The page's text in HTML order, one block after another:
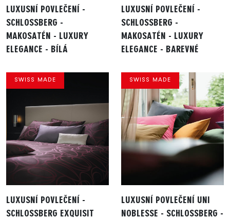
LUXUSNÍ POVLEČENÍ -
SCHLOSSBERG -
MAKOSATÉN - LUXURY
ELEGANCE - BÍLÁ
LUXUSNÍ POVLEČENÍ -
SCHLOSSBERG -
MAKOSATÉN - LUXURY
ELEGANCE - BAREVNÉ
SWISS MADE
LUXUSNÍ POVLEČENÍ -
SCHLOSSBERG EXQUISIT
SWISS MADE
LUXUSNÍ POVLEČENÍ UNI
NOBLESSE - SCHLOSSBERG -